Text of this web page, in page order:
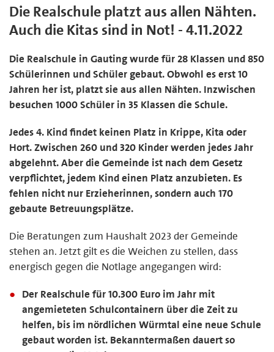
Die Realschule platzt aus allen Nähten.
Auch die Kitas sind in Not! - 4.11.2022
Die Realschule in Gauting wurde für 28 Klassen und 850
Schülerinnen und Schüler gebaut. Obwohl es erst 10
Jahren her ist, platzt sie aus allen Nähten. Inzwischen
besuchen 1000 Schüler in 35 Klassen die Schule.
Jedes 4. Kind findet keinen Platz in Krippe, Kita oder
Hort. Zwischen 260 und 320 Kinder werden jedes Jahr
abgelehnt. Aber die Gemeinde ist nach dem Gesetz
verpflichtet, jedem Kind einen Platz anzubieten. Es
fehlen nicht nur Erzieherinnen, sondern auch 170
gebaute Betreuungsplätze.
Die Beratungen zum Haushalt 2023 der Gemeinde
stehen an. Jetzt gilt es die Weichen zu stellen, dass
energisch gegen die Notlage angegangen wird:
Der Realschule für 10.300 Euro im Jahr mit
angemieteten Schulcontainern über die Zeit zu
helfen, bis im nördlichen Würmtal eine neue Schule
gebaut worden ist. Bekanntermaßen dauert so